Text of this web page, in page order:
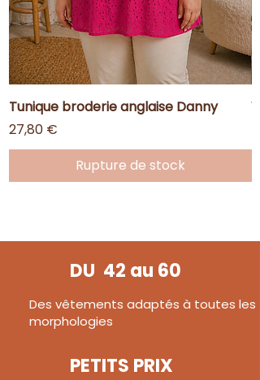
Tunique broderie anglaise Danny
Prix
27,80 €
Rupture de stock
DU 42 au 60
Des vêtements adaptés à toutes les
morphologies
PETITS PRIX